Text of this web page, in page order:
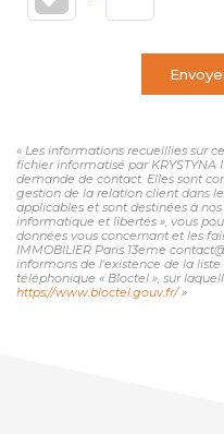
« Les informations recueillies sur
fichier informatisé par KRYSTYNA
demande de contact. Elles sont
gestion de la relation client dans
applicables et sont destinées à
informatique et libertés », vous
données vous concernant et les
IMMOBILIER Paris 13eme
informons de l'existence de la
téléphonique « Bloctel », sur
https://www.bloctel.gouv.fr/»